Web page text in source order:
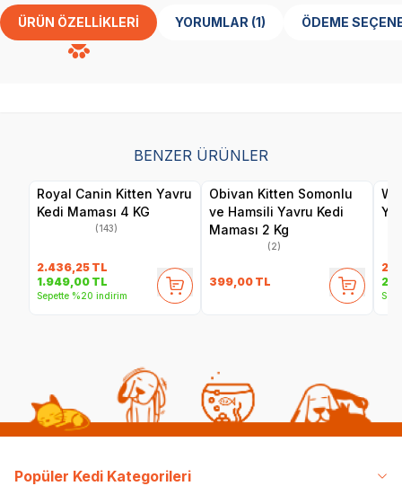
ÜRÜN ÖZELLIKLERI YORUMLAR (1) ÖDEME
BENZER ÜRÜNLER
Royal Canin Kitten Yavru
Kedi Maması 4 KG
(143)
2.436,25 TL
1.949,00 TL
Sepette %20 indirim
Obivan Kitten Somonlu
ve Hamsili Yavru Kedi
Maması 2 Kg
(2)
399,00 TL
Popüler Kedi Kategorileri